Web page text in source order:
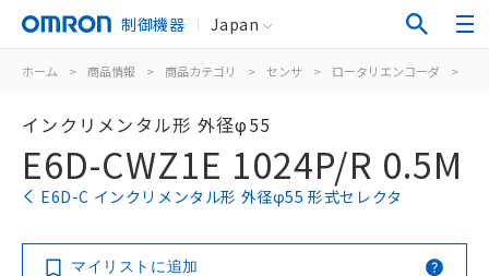
制御機器 Japan
ホーム > 商品情報 > 商品カテゴリ > センサ > ロータリエンコーダ >
インクリメンタル形 外径φ55
E6D-CWZ1E 1024P/R 0.5M
E6D-C インクリメンタル形 外径φ55 形式セレクタ
マイリストに追加